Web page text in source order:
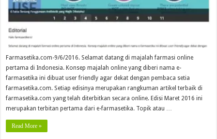
Farmasetika.com-9/6/2016. Selamat datang di majalah farmasi online
pertama di Indonesia. Konsep majalah online yang diberi nama e-
farmasetika ini dibuat user friendly agar dekat dengan pembaca setia
farmasetika.com. Setiap edisinya merupakan rangkuman artikel terbaik di
farmasetika.com yang telah diterbitkan secara online. Edisi Maret 2016 ini
merupakan terbitan pertama dari e-farmasetika. Topik atau …
Read More »